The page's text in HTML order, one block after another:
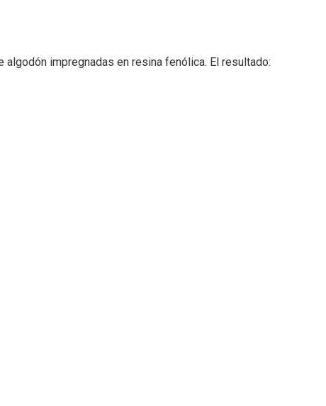
impregnadas en resina fenólica. El resultado: